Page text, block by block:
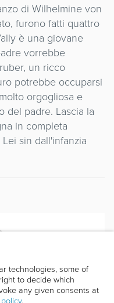
technologies, some of
to decide which
any given consents at
.
di Wilhelmine von
furono fatti quattro
è una giovane
vorrebbe
un ricco
potrebbe occuparsi
orgogliosa e
del padre. Lascia la
in completa
sin dall'infanzia